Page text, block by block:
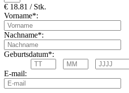
€ 18.81 / Stk.
Vorname*:
Nachname*:
Geburtsdatum*:
E-mail: